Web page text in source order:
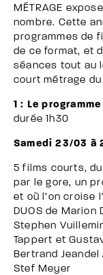
MÉTRAGE
nombre. Cette
programmes de
de ce format, et
séances tout au
court métrage
1 : Le
durée 1h30
Samedi 23/03 à
5 films courts,
par le gore, un
et où l’on croise
DUOS de Marion
Stephen Vuillemin
Tappert et
Bertrand
Stef Meyer